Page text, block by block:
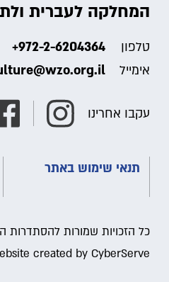
המחלקה לעברית
טלפון +972-2-6204364
אימייל
עקבו אחרינו
תנאי שימוש באתר
כל הזכויות שמורות להסתדרות
created by CyberServe